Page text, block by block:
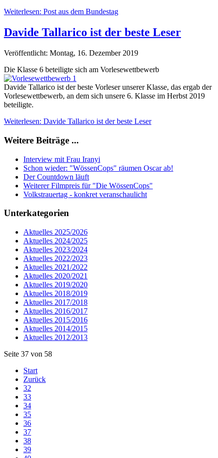
Weiterlesen: Post aus dem Bundestag
Davide Tallarico ist der beste Leser
Veröffentlicht: Montag, 16. Dezember 2019
Die Klasse 6 beteiligte sich am Vorlesewettbewerb
Davide Tallarico ist der beste Vorleser unserer Klasse, das ergab der
Vorlesewettbewerb, an dem sich unsere 6. Klasse im Herbst 2019
beteiligte.
Weiterlesen: Davide Tallarico ist der beste Leser
Weitere Beiträge ...
Interview mit Frau Iranyi
Schon wieder: "WössenCops" räumen Oscar ab!
Der Countdown läuft
Weiterer Filmpreis für "Die WössenCops"
Volkstrauertag - konkret veranschaulicht
Unterkategorien
Aktuelles 2025/2026
Aktuelles 2024/2025
Aktuelles 2023/2024
Aktuelles 2022/2023
Aktuelles 2021/2022
Aktuelles 2020/2021
Aktuelles 2019/2020
Aktuelles 2018/2019
Aktuelles 2017/2018
Aktuelles 2016/2017
Aktuelles 2015/2016
Aktuelles 2014/2015
Aktuelles 2012/2013
Seite 37 von 58
Start
Zurück
32
33
34
35
36
37
38
39